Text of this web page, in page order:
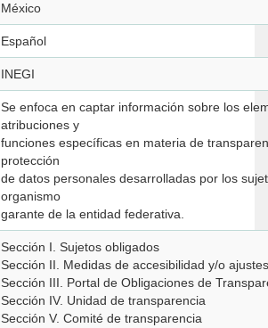
México
Español
INEGI
Se enfoca en captar información sobre los
atribuciones y
funciones específicas en materia de
protección
de datos personales desarrolladas por los
organismo
garante de la entidad federativa.
Sección I. Sujetos obligados
Sección II. Medidas de accesibilidad y/o
Sección III. Portal de Obligaciones de
Sección IV. Unidad de transparencia
Sección V. Comité de transparencia